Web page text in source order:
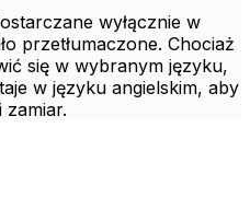
wyłącznie w
przetłumaczone. Chociaż
się w wybranym języku,
w języku angielskim, aby
zamiar.